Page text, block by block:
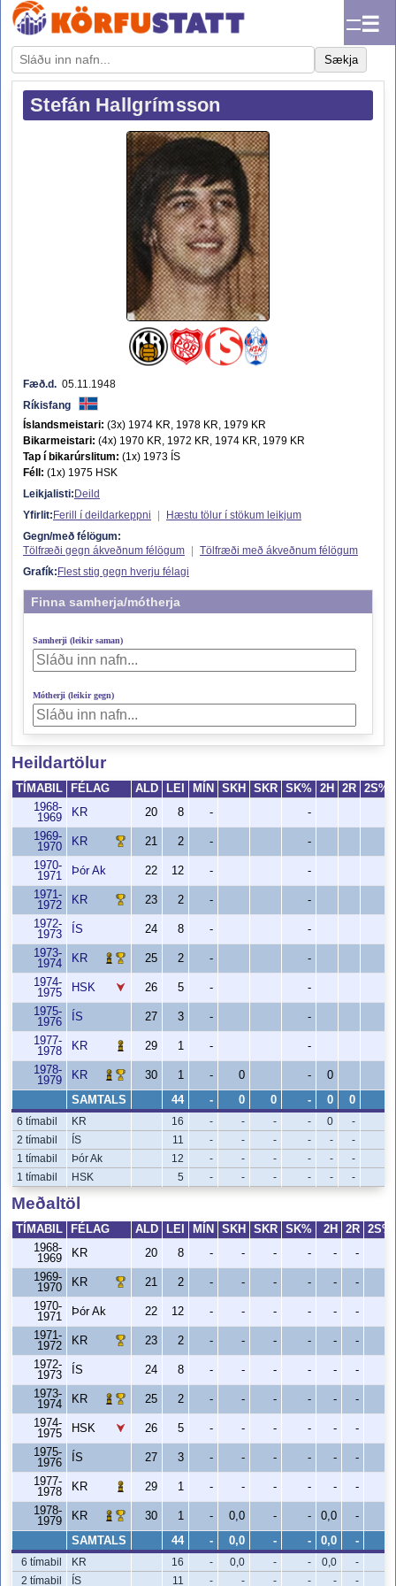
☰
Sækja
Stefán Hallgrímsson
Fæð.d. 05.11.1948
Ríkisfang
Íslandsmeistari: (3x) 1974 KR, 1978 KR, 1979 KR
Bikarmeistari: (4x) 1970 KR, 1972 KR, 1974 KR, 1979 KR
Tap í bikarúrslitum: (1x) 1973 ÍS
Féll: (1x) 1975 HSK
Leikjalisti: Deild
Yfirlit: Ferill í deildarkeppni
Hæstu tölur í stökum leikjum
Gegn/með félögum:
Tölfræði gegn ákveðnum félögum
Tölfræði með ákveðnum félögum
Grafík: Flest stig gegn hverju félagi
Finna samherja/mótherja
Samherji (leikir saman)
Mótherji (leikir gegn)
Heildartölur
TÍMABIL FÉLAG ALD LEI MÍN SKH SKR SK% 2H 2R
2S%
1968-
1969
KR 20 8 - -
1969-
1970
KR 21 2 - -
1970-
1971
Þór Ak 22 12 - -
1971-
1972
KR 23 2 - -
1972-
1973
ÍS 24 8 - -
1973-
1974
KR 25 2 - -
1974-
1975
HSK 26 5 - -
1975-
1976
ÍS 27 3 - -
1977-
1978
KR 29 1 - -
1978-
1979
KR 30 1 - 0 - 0
SAMTALS 44 - 0 0 - 0 0
6 tímabil KR 16 - - - - 0 -
2 tímabil
ÍS 11 - - - - - -
1 tímabil
Þór Ak 12 - - - - - -
1 tímabil
HSK 5 - - - - - -
Meðaltöl
TÍMABIL FÉLAG ALD LEI MÍN SKH SKR SK% 2H 2R
2S%
1968-
1969
KR 20 8 - - - - - -
1969-
1970
KR 21 2 - - - - - -
1970-
1971
Þór Ak 22 12 - - - - - -
1971-
1972
KR 23 2 - - - - - -
1972-
1973
ÍS 24 8 - - - - - -
1973-
1974
KR 25 2 - - - - - -
1974-
1975
HSK 26 5 - - - - - -
1975-
1976
ÍS 27 3 - - - - - -
1977-
1978
KR 29 1 - - - - - -
1978-
1979
KR 30 1 - 0,0 - - 0,0 -
SAMTALS 44 - 0,0 - - 0,0 -
6 tímabil KR 16 - 0,0 - - 0,0 -
2 tímabil
ÍS 11 - - - - - -